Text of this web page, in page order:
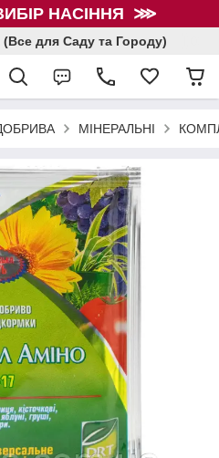
НАСІННЯ ⋙
для Саду та Городу)
МІНЕРАЛЬНІ